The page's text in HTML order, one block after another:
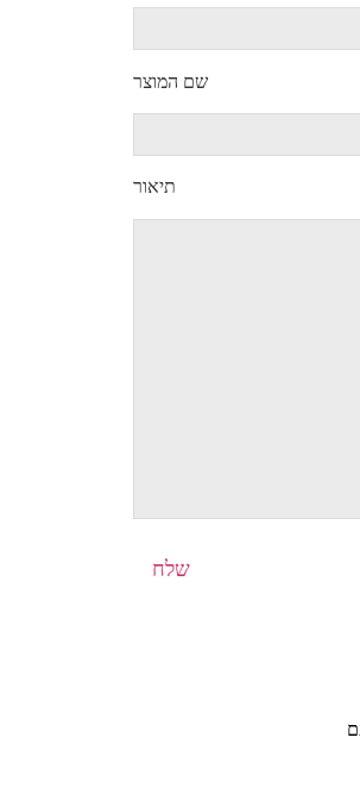
שם המוצר
תיאור